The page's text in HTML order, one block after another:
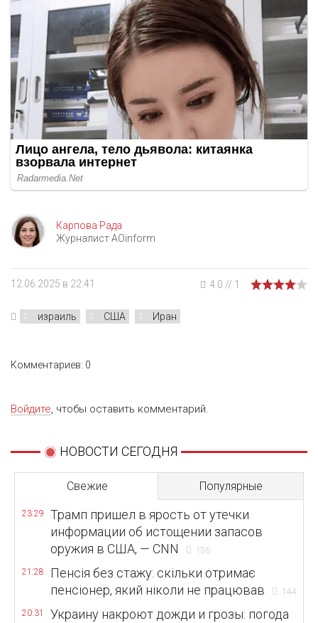
Карпова Рада
Журналист AOinform
12.06.2025 в 22:41 4.0 // 1
израиль США Иран
Комментариев: 0
Войдите, чтобы оставить комментарий.
НОВОСТИ СЕГОДНЯ
Свежие Популярные
23:29
Трамп пришел в ярость от утечки
информации об истощении запасов
оружия в США, — CNN
136
21:28
Пенсія без стажу: скільки отримає
пенсіонер, який ніколи не працював
144
20:31
Украину накроют дожди и грозы: погода